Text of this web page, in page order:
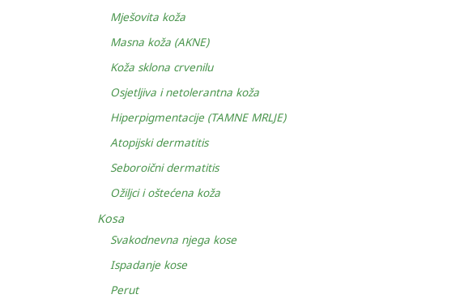
Mješovita koža
Masna koža (AKNE)
Koža sklona crvenilu
Osjetljiva i netolerantna koža
Hiperpigmentacije (TAMNE MRLJE)
Atopijski dermatitis
Seboroični dermatitis
Ožiljci i oštećena koža
Kosa
Svakodnevna njega kose
Ispadanje kose
Perut